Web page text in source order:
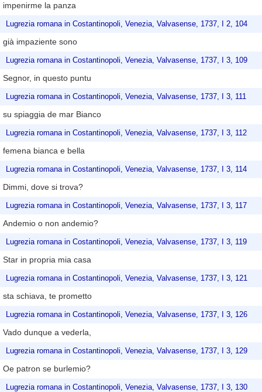
impenirme la panza
Lugrezia romana in Costantinopoli, Venezia, Valvasense, 1737, I 2, 104
già impaziente sono
Lugrezia romana in Costantinopoli, Venezia, Valvasense, 1737, I 3, 109
Segnor, in questo puntu
Lugrezia romana in Costantinopoli, Venezia, Valvasense, 1737, I 3, 111
su spiaggia de mar Bianco
Lugrezia romana in Costantinopoli, Venezia, Valvasense, 1737, I 3, 112
femena bianca e bella
Lugrezia romana in Costantinopoli, Venezia, Valvasense, 1737, I 3, 114
Dimmi, dove si trova?
Lugrezia romana in Costantinopoli, Venezia, Valvasense, 1737, I 3, 117
Andemio o non andemio?
Lugrezia romana in Costantinopoli, Venezia, Valvasense, 1737, I 3, 119
Star in propria mia casa
Lugrezia romana in Costantinopoli, Venezia, Valvasense, 1737, I 3, 121
sta schiava, te prometto
Lugrezia romana in Costantinopoli, Venezia, Valvasense, 1737, I 3, 126
Vado dunque a vederla,
Lugrezia romana in Costantinopoli, Venezia, Valvasense, 1737, I 3, 129
Oe patron se burlemio?
Lugrezia romana in Costantinopoli, Venezia, Valvasense, 1737, I 3, 130